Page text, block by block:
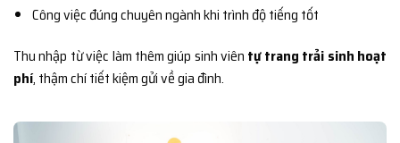
Công việc đúng chuyên ngành khi trình độ tiếng tốt
Thu nhập từ việc làm thêm giúp sinh viên tự trang trải sinh hoạt
phí, thậm chí tiết kiệm gửi về gia đình.